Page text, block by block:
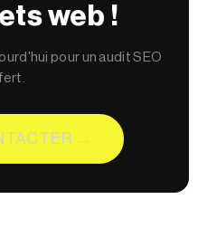
web !
pour un audit SEO
→